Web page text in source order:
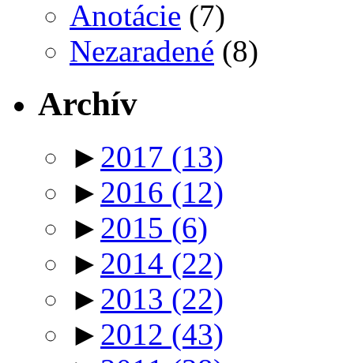
Anotácie (7)
Nezaradené (8)
Archív
► 2017 (13)
► 2016 (12)
► 2015 (6)
► 2014 (22)
► 2013 (22)
► 2012 (43)